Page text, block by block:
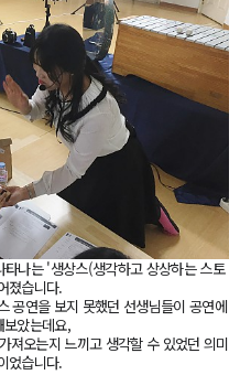
나는 '생상스(생각하고 상상하는 스토
졌습니다.
공연을 보지 못했던 선생님들이 공연에
보았는데요,
져오는지 느끼고 생각할 수 있었던 의미
었습니다.